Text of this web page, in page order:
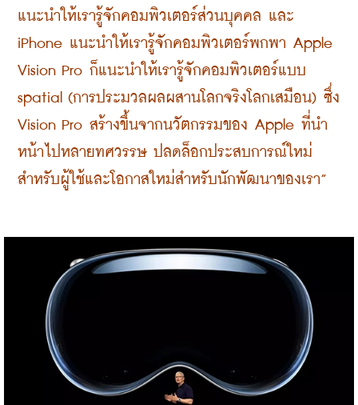
แนะนำให้เรารู้จักคอมพิวเตอร์ส่วนบุคคล และ
iPhone แนะนำให้เรารู้จักคอมพิวเตอร์พกพา Apple
Vision Pro ก็แนะนำให้เรารู้จักคอมพิวเตอร์แบบ
spatial (การประมวลผลผสานโลกจริงโลกเสมือน) ซึ่ง
Vision Pro สร้างขึ้นจากนวัตกรรมของ Apple ที่นำ
หน้าไปหลายทศวรรษ ปลดล็อกประสบการณ์ใหม่
สำหรับผู้ใช้และโอกาสใหม่สำหรับนักพัฒนาของเรา”